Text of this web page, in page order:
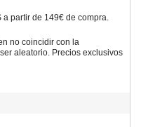
a partir de 149€ de compra.
no coincidir con la
aleatorio. Precios exclusivos